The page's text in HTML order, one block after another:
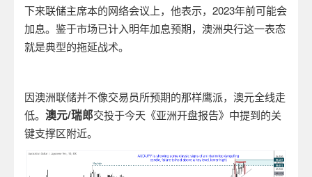
下来联储主席本的网络会议上，他表示，2023年前可能会
加息。鉴于市场已计入明年加息预期，澳洲央行这一表态
就是典型的拖延战术。
因澳洲联储并不像交易员所预期的那样鹰派，澳元全线走
低。 澳元/瑞郎交投于今天《亚洲开盘报告》中提到的关
键支撑区附近。